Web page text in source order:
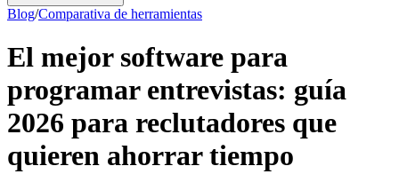
Blog/Comparativa de herramientas
El mejor software para
programar entrevistas: guía
2026 para reclutadores que
quieren ahorrar tiempo